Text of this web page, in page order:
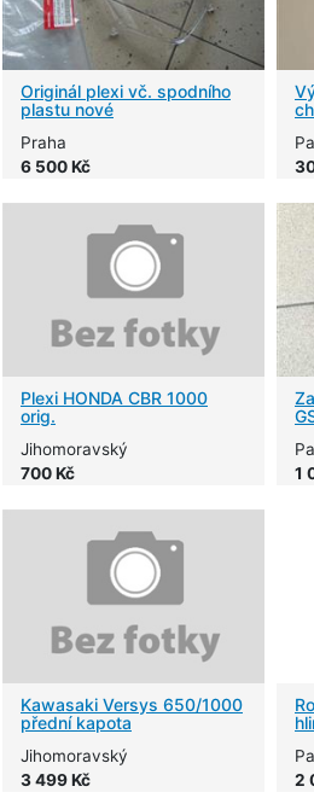
Originál plexi vč. spodního
plastu nové
Praha
6 500 Kč
Plexi HONDA CBR 1000
orig.
Jihomoravský
700 Kč
1
Kawasaki Versys 650/1000
přední kapota
Jihomoravský
3 499 Kč
2